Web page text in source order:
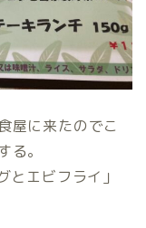
屋に来たのでこ
。
とエビフライ」